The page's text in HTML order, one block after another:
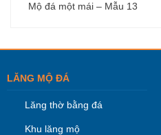
Mộ đá một mái – Mẫu 13
LĂNG MỘ ĐÁ
Lăng thờ bằng đá
Khu lăng mộ